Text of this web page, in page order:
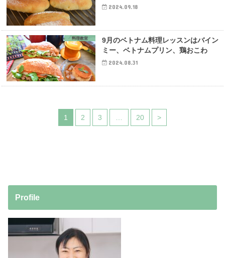
2024.09.18
料理教室
9月のベトナム料理レッスンはバイン
ミー、ベトナムプリン、鶏おこわ
2024.08.31
1 2 3 … 20 >
Profile